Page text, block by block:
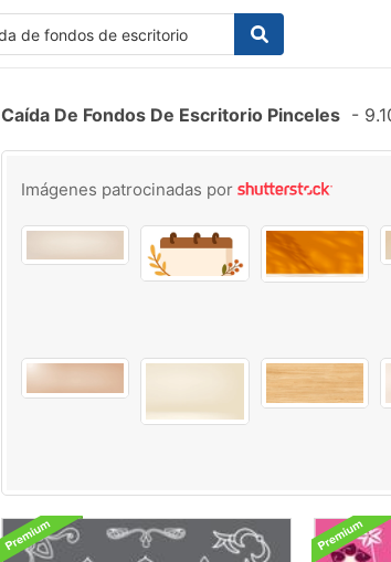
Caída De Fondos De Escritorio Pinceles -
Imágenes patrocinadas por